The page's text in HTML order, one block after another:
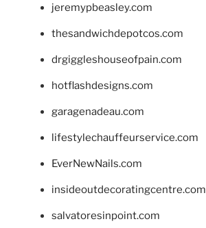
jeremypbeasley.com
thesandwichdepotcos.com
drgiggleshouseofpain.com
hotflashdesigns.com
garagenadeau.com
lifestylechauffeurservice.com
EverNewNails.com
insideoutdecoratingcentre.com
salvatoresinpoint.com